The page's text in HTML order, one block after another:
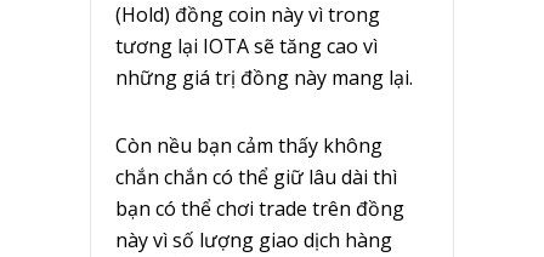
(Hold) đồng coin này vì trong
tương lại IOTA sẽ tăng cao vì
những giá trị đồng này mang lại.
Còn nều bạn cảm thấy không
chắn chắn có thể giữ lâu dài thì
bạn có thể chơi trade trên đồng
này vì số lượng giao dịch hàng